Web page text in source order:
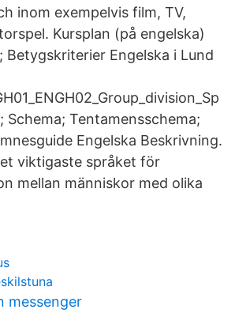
inom exempelvis film, TV,
Kursplan (på engelska)
Betygskriterier Engelska i Lund
Schema; Tentamensschema;
Engelska Beskrivning.
viktigaste språket för
mellan människor med olika
messenger